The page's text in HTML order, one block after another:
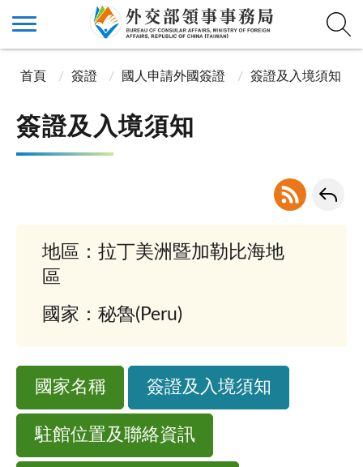
首頁 簽證 國人申請外國簽證 簽證及入境須知
簽證及入境須知
地區：拉丁美洲暨加勒比海地
區
國家：秘魯(Peru)
國家名稱 簽證及入境須知
駐館位置及聯絡資訊